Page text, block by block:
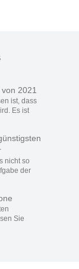
2021
ist, dass
Es ist
nicht so
der
Sie